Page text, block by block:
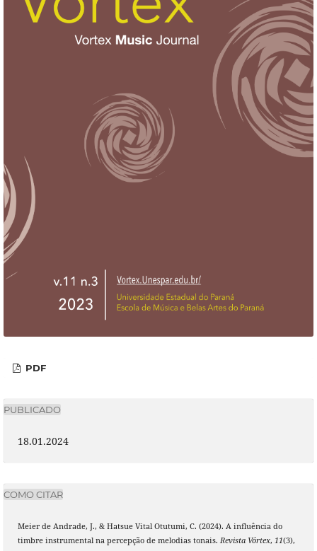
PDF
PUBLICADO
18.01.2024
COMO CITAR
Meier de Andrade, J., & Hatsue Vital Otutumi, C. (2024). A influência do
timbre instrumental na percepção de melodias tonais. Revista Vórtex, 11(3),